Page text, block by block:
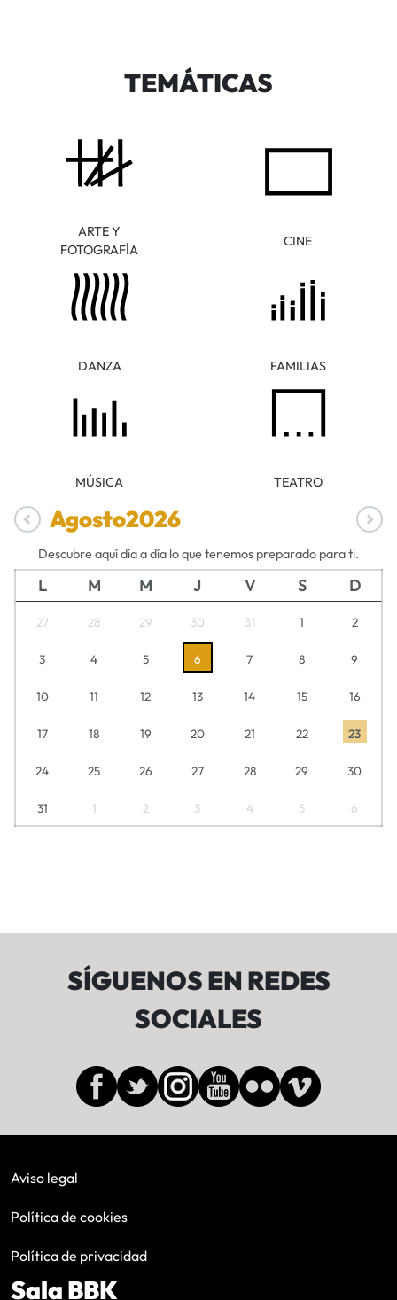
TEMÁTICAS
ARTE Y
FOTOGRAFÍA
CINE
DANZA FAMILIAS
MÚSICA TEATRO
Agosto2026
Descubre aquí día a día lo que tenemos preparado para ti.
L M M J V S D
27 28 29 30 31 1 2
3 4 5 6 7 8 9
10 11 12 13 14 15 16
17 18 19 20 21 22 23
24 25 26 27 28 29 30
31 1 2 3 4 5 6
SÍGUENOS EN REDES
SOCIALES
Aviso legal
Política de cookies
Política de privacidad
Sala BBK